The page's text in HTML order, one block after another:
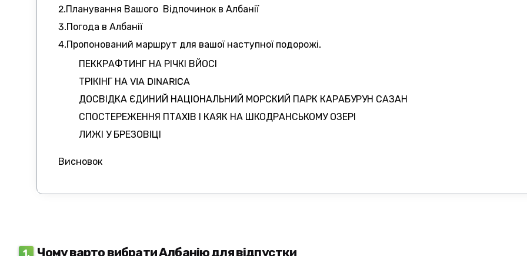
CS
PL
2.Планування Вашого Відпочинок в Албанії
3.Погода в Албанії
4.Пропонований маршрут для вашої наступної подорожі.
ПЕККРАФТИНГ НА РІЧКІ ВЙОСІ
ТРІКІНГ НА VIA DINARICA
ДОСВІДКА ЄДИНИЙ НАЦІОНАЛЬНИЙ МОРСКИЙ ПАРК КАРАБУРУН САЗАН
СПОСТЕРЕЖЕННЯ ПТАХІВ І КАЯК НА ШКОДРАНСЬКОМУ ОЗЕРІ
ЛИЖІ У БРЕЗОВІЦІ
Висновок
1. Чому варто вибрати Албанію для відпустки